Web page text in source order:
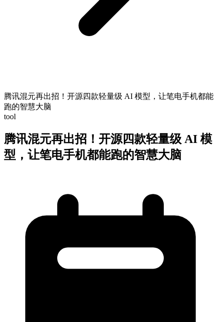
腾讯混元再出招！开源四款轻量级 AI 模型，让笔电手机都能
跑的智慧大脑
tool
腾讯混元再出招！开源四款轻量级 AI 模
型，让笔电手机都能跑的智慧大脑